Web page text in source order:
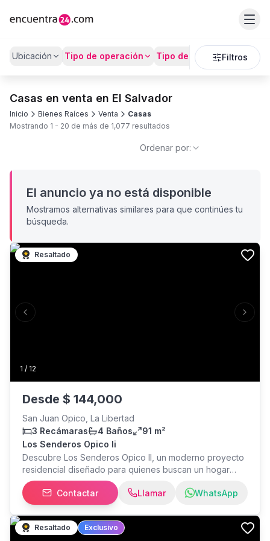
Ubicación Tipo de operación Tipo de PropiedadFiltros
Casas en venta en El Salvador
Inicio Bienes Raíces Venta
Casas
Mostrando 1 - 20 de más de 1,077 resultados
Ordenar por:
El anuncio ya no está disponible
Mostramos alternativas similares para que continúes tu
búsqueda.
1 / 12
Previous slide Next
Resaltado
Desde $ 144,000
San Juan Opico, La Libertad
3 Recámaras
4 Baños
91 m²
Los Senderos Opico Ii
Descubre Los Senderos Opico II, un moderno proyecto
residencial diseñado para quienes buscan un hogar
seguro, cómodo y con excelente ubicación. Ubicado
sobre la Carretera Panamericana, a tan solo 1.5 km de El
Encuentro Opico y del Redondel Claudia Lars, este
desarrollo ofrece una combinación ideal entre
tranquilidad, conectividad y alta plusvalía. Las viviendas
Contactar Llamar WhatsApp
Resaltado Exclusivo